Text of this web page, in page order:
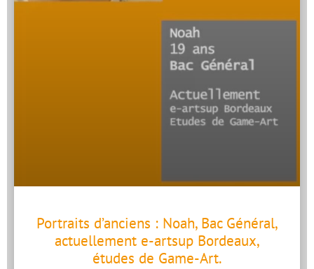
Portraits d’anciens : Noah, Bac Général,
actuellement e-artsup Bordeaux,
études de Game-Art.